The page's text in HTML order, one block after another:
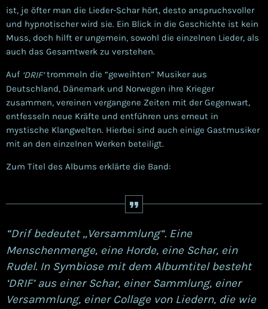
ist, je öfter man die Lieder-Schar hört, desto anspruchsvoller
und hypnotischer wird sie. Ein Blick in die Geschichte ist kein
Muss, doch hilft er ungemein, sowohl die einzelnen Lieder, als
auch das Gesamtwerk zu verstehen.
Auf ‘DRIF’trommeln die “geweihten” Musiker aus
Deutschland, Dänemark und Norwegen ihre Krieger
zusammen, vereinen vergangene Zeiten mit der Gegenwart,
entfesseln neue Kräfte und entführen uns erneut in
mystische Klangwelten. Hierbei sind auch einige Gastmusiker
mit an den einzelnen Werken beteiligt.
Zum Titel des Albums erklärte die Band:
“Drif bedeutet „Versammlung“. Eine
Menschenmenge, eine Horde, eine Schar, ein
Rudel. In Symbiose mit dem Albumtitel besteht
‘DRIF’ aus einer Schar, einer Sammlung, einer
Versammlung, einer Collage von Liedern, die wie